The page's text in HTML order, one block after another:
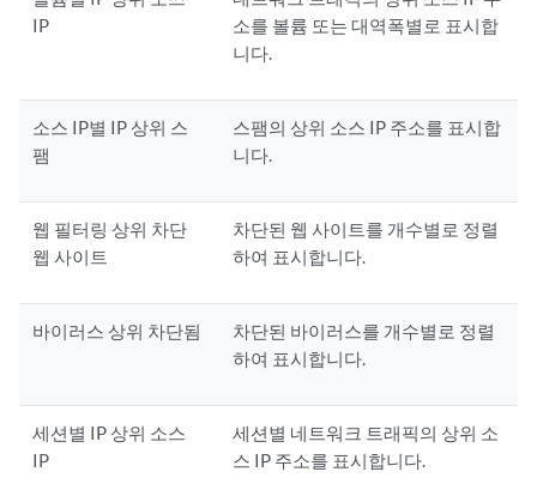
IP
소를 볼륨 또는 대역폭별로 표시합
니다.
소스 IP별 IP 상위 스
팸
스팸의 상위 소스 IP 주소를 표시합
니다.
웹 필터링 상위 차단
웹 사이트
차단된 웹 사이트를 개수별로 정렬
하여 표시합니다.
바이러스 상위 차단됨
차단된 바이러스를 개수별로 정렬
하여 표시합니다.
세션별 IP 상위 소스
IP
세션별 네트워크 트래픽의 상위 소
스 IP 주소를 표시합니다.